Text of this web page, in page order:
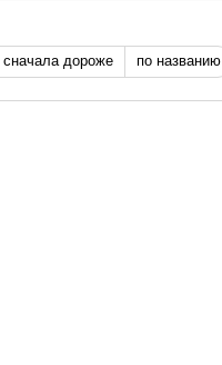
сначала дороже по названию